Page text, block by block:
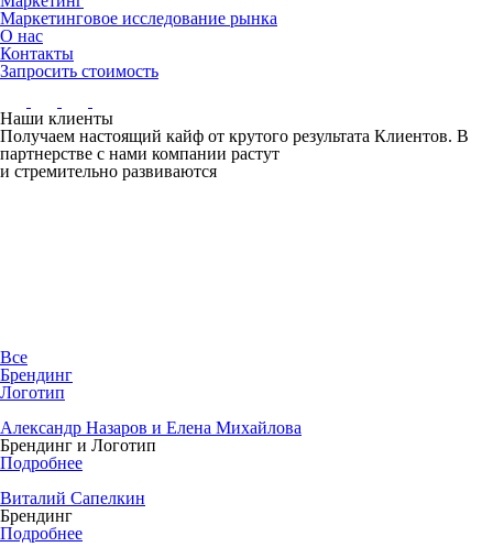
Маркетинговое исследование рынка
О нас
Контакты
Запросить стоимость
Наши клиенты
Получаем настоящий кайф от крутого результата Клиентов. В
партнерстве с нами компании растут
и стремительно развиваются
Все
Брендинг
Логотип
Александр Назаров и Елена Михайлова
Брендинг и Логотип
Подробнее
Виталий Сапелкин
Брендинг
Подробнее